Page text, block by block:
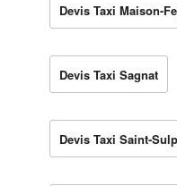
Devis Taxi Maison-
Devis Taxi Sagnat
Devis Taxi Saint-